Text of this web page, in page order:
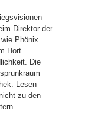
Direktor der
Phönix
Hort
Die
Lesen
zu den